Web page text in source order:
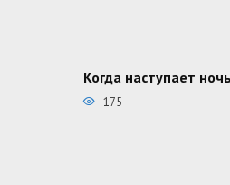
Когда наступает
175